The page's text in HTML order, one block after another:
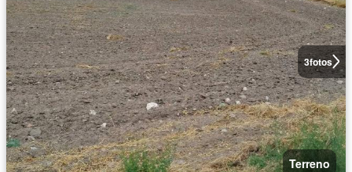
3fotos
Terreno